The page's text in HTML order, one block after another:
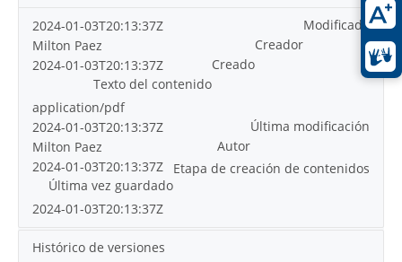
Modificado
2024-01-03T20:13:37Z
Creador
Milton Paez
Creado
2024-01-03T20:13:37Z
Texto del contenido
application/pdf
Última modificación
2024-01-03T20:13:37Z
Autor
Milton Paez
Etapa de creación de contenidos
2024-01-03T20:13:37Z
Última vez guardado
2024-01-03T20:13:37Z
Histórico de versiones